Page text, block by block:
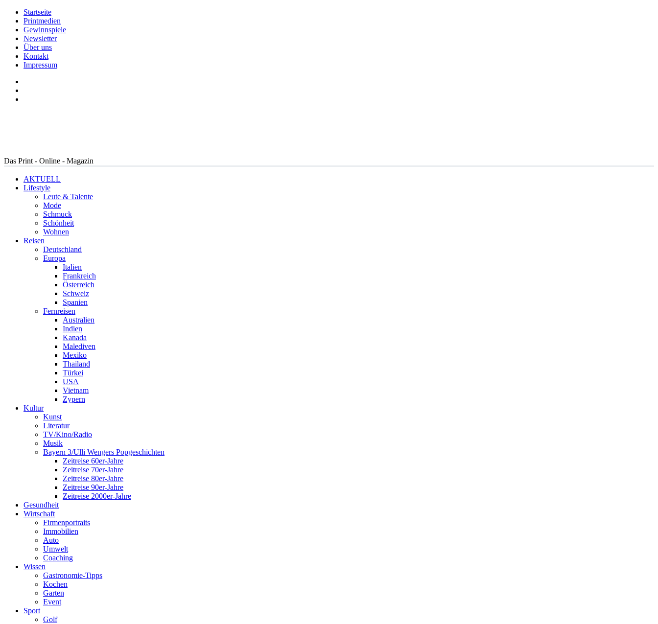
Startseite
Printmedien
Gewinnspiele
Newsletter
Über uns
Kontakt
Impressum
Das Print - Online - Magazin
AKTUELL
Lifestyle
Leute & Talente
Mode
Schmuck
Schönheit
Wohnen
Reisen
Deutschland
Europa
Italien
Frankreich
Österreich
Schweiz
Spanien
Fernreisen
Australien
Indien
Kanada
Malediven
Mexiko
Thailand
Türkei
USA
Vietnam
Zypern
Kultur
Kunst
Literatur
TV/Kino/Radio
Musik
Bayern 3/Ulli Wengers Popgeschichten
Zeitreise 60er-Jahre
Zeitreise 70er-Jahre
Zeitreise 80er-Jahre
Zeitreise 90er-Jahre
Zeitreise 2000er-Jahre
Gesundheit
Wirtschaft
Firmenportraits
Immobilien
Auto
Umwelt
Coaching
Wissen
Gastronomie-Tipps
Kochen
Garten
Event
Sport
Golf